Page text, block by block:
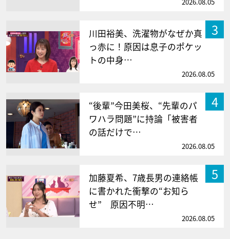
3
川田裕美、洗濯物がなぜか真
っ赤に！原因は息子のポケッ
トの中身…
2026.08.05
4
“後輩”今田美桜、“先輩のパ
ワハラ問題”に持論「被害者
の話だけで…
2026.08.05
5
加藤夏希、7歳長男の連絡帳
に書かれた衝撃の“お知ら
せ” 原因不明…
2026.08.05